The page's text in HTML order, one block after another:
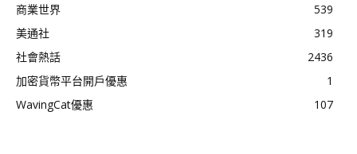
商業世界
539
美通社
319
社會熱話
2436
加密貨幣平台開戶優惠
1
WavingCat優惠
107